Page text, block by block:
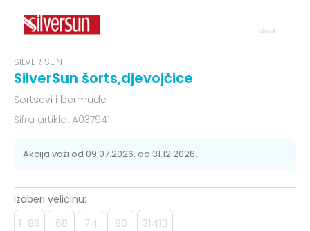
SILVER SUN
SilverSun šorts,djevojčice
Šortsevi i bermude
Šifra artikla: A037941
Akcija važi od 09.07.2026. do 31.12.2026.
Izaberi veličinu:
1-86 68 74 80 31413